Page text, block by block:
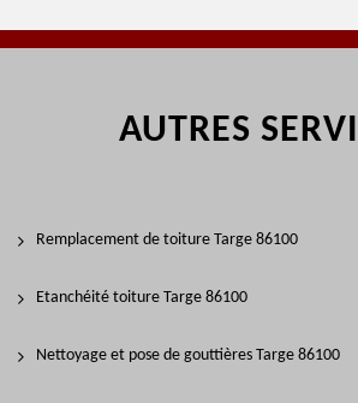
AUTRES
Remplacement de toiture Targe 86100
Etanchéité toiture Targe 86100
Nettoyage et pose de gouttières Targe 86100